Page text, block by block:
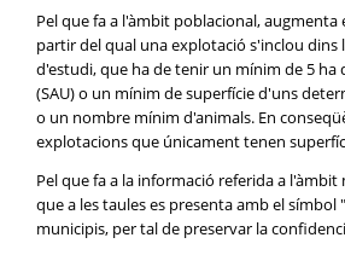
Pel que fa a l'àmbit poblacional, augmenta
partir del qual una explotació s'inclou dins
d'estudi, que ha de tenir un mínim de 5 ha
(SAU) o un mínim de superfície d'uns
o un nombre mínim d'animals. En
explotacions que únicament tenen
Pel que fa a la informació referida a l'àmbit
que a les taules es presenta amb el símbol
municipis, per tal de preservar la